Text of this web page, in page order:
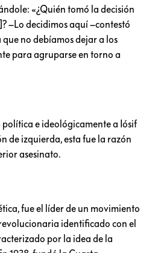
«¿Quién tomó la decisión
–Lo decidimos aquí –contestó
no debíamos dejar a los
para agruparse en torno a
política e ideológicamente a Iósif
de izquierda, esta fue la razón
asesinato.
fue el líder de un movimiento
identificado con el
por la idea de la